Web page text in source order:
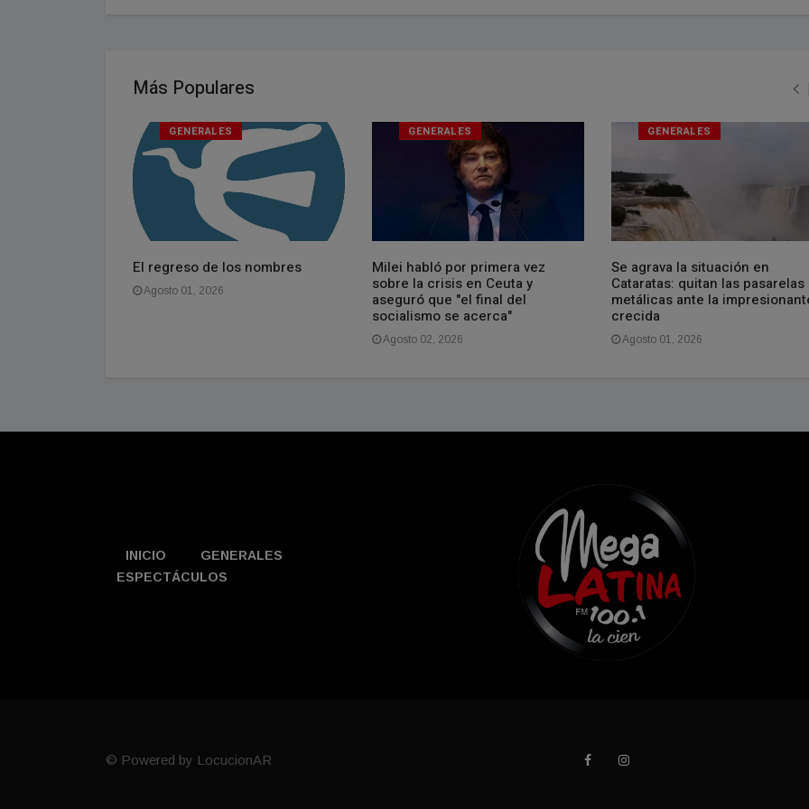
Más Populares
GENERALES
El regreso de los nombres
Agosto 01, 2026
GENERALES
Milei habló por primera vez
sobre la crisis en Ceuta y
aseguró que "el final del
socialismo se acerca"
Agosto 02, 2026
GENERALES
Se agrava la situación en
Cataratas: quitan las pasarelas
metálicas ante la
crecida
Agosto 01, 2026
INICIO
GENERALES
ESPECTÁCULOS
© Powered by LocucionAR